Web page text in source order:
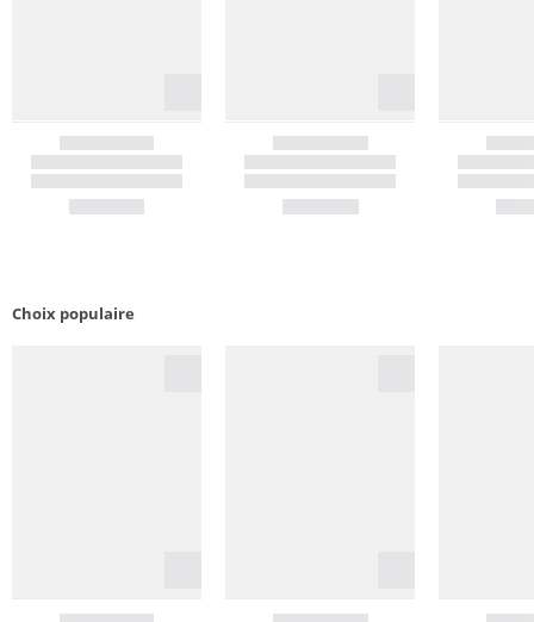
Choix populaire